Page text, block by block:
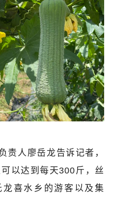
责人廖岳龙告诉记者，
以达到每天300斤，丝
喜水乡的游客以及集